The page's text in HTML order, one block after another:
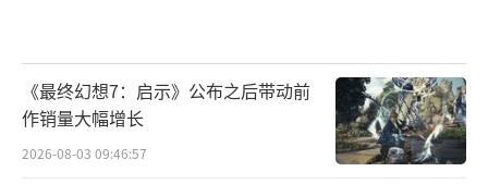
《最终幻想7：启示》公布之后带动前
作销量大幅增长
2026-08-03 09:46:57